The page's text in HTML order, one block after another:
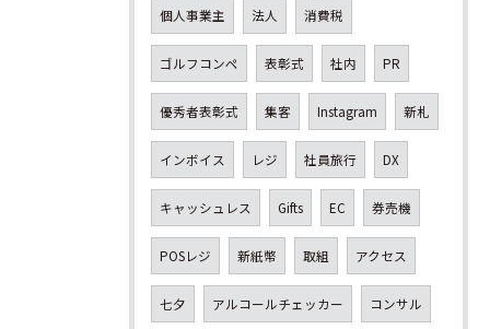
個人事業主 法人 消費税
ゴルフコンペ 表彰式 社内 PR
優秀者表彰式 集客 Instagram 新札
インボイス レジ 社員旅行 DX
キャッシュレス Gifts EC 券売機
POSレジ 新紙幣 取組 アクセス
七夕 アルコールチェッカー コンサル